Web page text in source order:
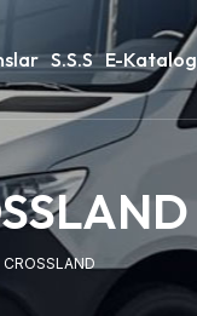
S.S.S E-Katalog
CROSSLAND